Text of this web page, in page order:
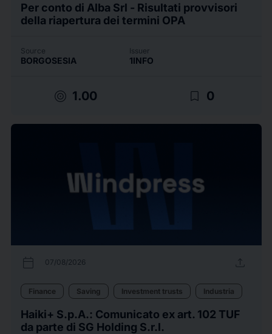
Per conto di Alba Srl - Risultati provvisori
della riapertura dei termini OPA
Source
BORGOSESIA
Issuer
1INFO
target 1.00 bookmark_border 0
calendar_today 07/08/2026 upload
Finance Saving Investment trusts Industria
Haiki+ S.p.A.: Comunicato ex art. 102 TUF
da parte di SG Holding S.r.l.